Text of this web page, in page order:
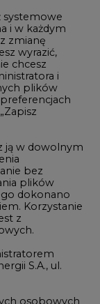
systemowe
i w każdym
zmianę
wyrazić,
chcesz
i
plików
ją w dowolnym
bez
plików
dokonano
Korzystanie
z
S.A., ul.
osobowych